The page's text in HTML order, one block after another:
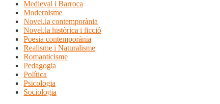
Medieval i Barroca
Modernisme
Novel.la contemporània
Novel.la històrica i ficció
Poesia contemporània
Realisme i Naturalisme
Romanticisme
Pedagogia
Política
Psicologia
Sociologia